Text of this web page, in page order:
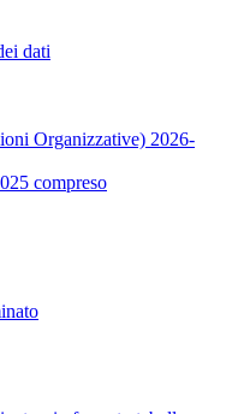
dati
Organizzative) 2026-
compreso